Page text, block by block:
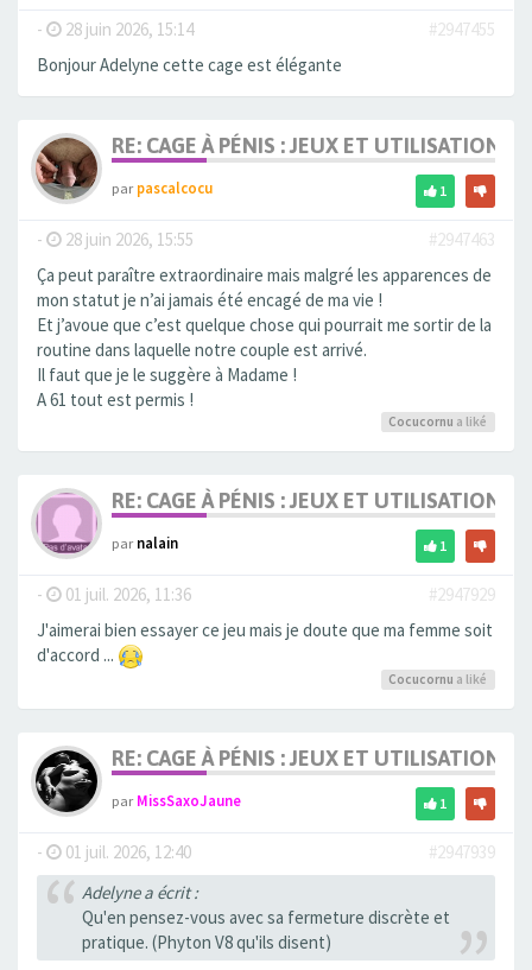
- 28 juin 2026, 15:14
#2947455
Bonjour Adelyne cette cage est élégante
RE: CAGE À PÉNIS : JEUX ET UTILISATION,
parpascalcocu 1
- 28 juin 2026, 15:55
#2947463
Ça peut paraître extraordinaire mais malgré les apparences de
mon statut je n’ai jamais été encagé de ma vie !
Et j’avoue que c’est quelque chose qui pourrait me sortir de la
routine dans laquelle notre couple est arrivé.
Il faut que je le suggère à Madame !
A 61 tout est permis !
Cocucornu a liké
RE: CAGE À PÉNIS : JEUX ET UTILISATION,
parnalain 1
- 01 juil. 2026, 11:36
#2947929
J'aimerai bien essayer ce jeu mais je doute que ma femme soit
d'accord ...
Cocucornu a liké
RE: CAGE À PÉNIS : JEUX ET UTILISATION,
parMissSaxoJaune 1
- 01 juil. 2026, 12:40
#2947939
Adelyne a écrit :
Qu'en pensez-vous avec sa fermeture discrète et
pratique. (Phyton V8 qu'ils disent)